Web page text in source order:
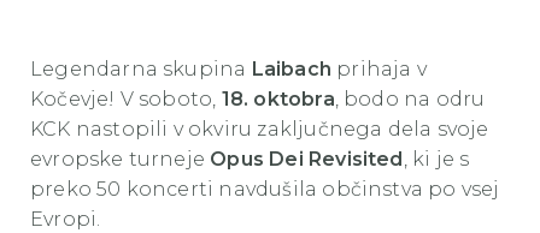
Legendarna skupina Laibach prihaja v
Kočevje! V soboto, 18. oktobra, bodo na odru
KCK nastopili v okviru zaključnega dela svoje
evropske turneje Opus Dei Revisited , ki je s
preko 50 koncerti navdušila občinstva po vsej
Evropi.